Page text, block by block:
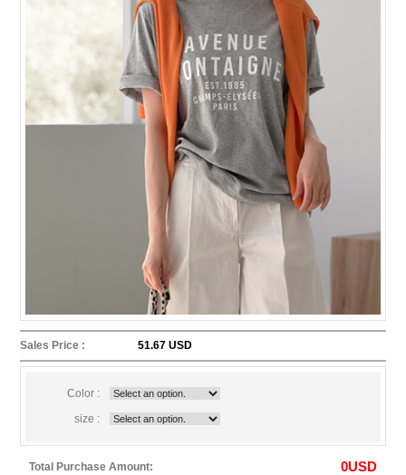
Sales Price : 51.67 USD
Color :
size :
Total Purchase Amount: 0USD